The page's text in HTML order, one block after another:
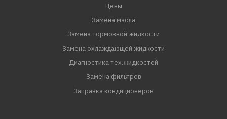
Цены
Замена масла
Замена тормозной жидкости
Замена охлаждающей жидкости
Диагностика тех.жидкостей
Замена фильтров
Заправка кондиционеров